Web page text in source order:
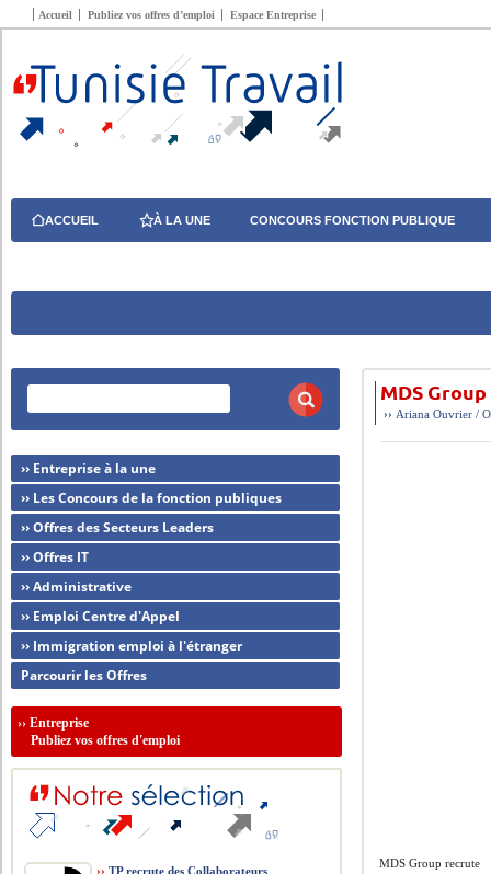
Accueil Publiez vos offres d’emploi Espace Entreprise
ACCUEIL À LA UNE CONCOURS FONCTION PUBLIQUE
MDS
›› Ariana Ouvrier /
MDS Group recrute
›› Entreprise à la une
›› Les Concours de la fonction publiques
›› Offres des Secteurs Leaders
›› Offres IT
›› Administrative
›› Emploi Centre d'Appel
›› Immigration emploi à l'étranger
Parcourir les Offres
››Entreprise
Publiez vos offres d'emploi
›› TP recrute des Collaborateurs